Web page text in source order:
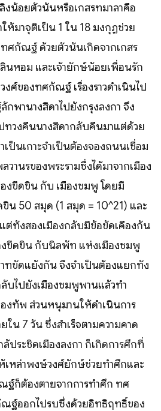
งน้อยตัวนั้นหรือเกสรทมาลาคือ
ห้มาจุติเป็น 1 ใน 18 มงกุฏช่วย
ศกัณฐ์ ด้วยตัวนั้นเกิดจากเกสร
นหอม และเจ้ายักษ์น้อยเพื่อนรัก
ศ์ของทศกัณฐ์​ เรื่องราวดำเนินไป
พานางสีดาไปยังกรุงลงกา จึง
ทวงคืนนางสีดากลับคืนมาแต่ด้วย
เป็นเกาะจำเป็นต้องจองถนนเชื่อม
วานรของพระรามซึ่งได้มาจากเมือง
องขีดขิน กับ เมืองชมพู โดยมี
ขิน 50 สมุด (1 สมุด = 10^21) และ
ต่ทั้งสองเมืองกลับมีข้อขัดเคืองกัน
งขีดขิน กับนิลพัท แห่งเมืองชมพู
าทขัดแย้งกัน จึงจำเป็นต้องแยกทั้ง
บไปยังเมืองชมพูพานแล้วทำ
งทัพ ส่วนหนุมานให้ดำเนินการ
น 7 วัน ซึ่งสำเร็จตามความคาด
ล้ประชิดเมืองลงกา ก็เกิดการศึกที่
หล่าพงษ์วงศ์ยักษ์ช่วยทำศึกและ
ก็ต้องตายจากการทำศึก ทศ
ฐ์ออกไปรบซึ่งด้วยอิทธิฤทธิ์ของ